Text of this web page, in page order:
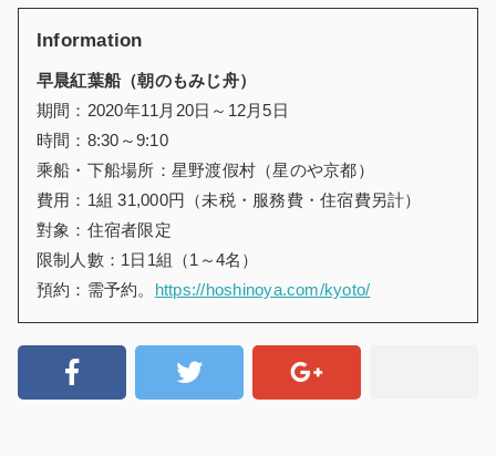
Information
早晨紅葉船（朝のもみじ舟）
期間：2020年11月20日～12月5日
時間：8:30～9:10
乘船・下船場所：星野渡假村（星のや京都）
費用：1組 31,000円（未税・服務費・住宿費另計）
對象：住宿者限定
限制人數：1日1組（1～4名）
預約：需予約。 https://hoshinoya.com/kyoto/